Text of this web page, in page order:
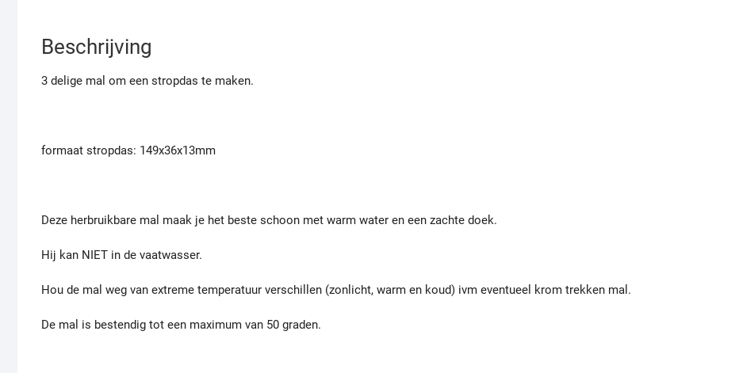
Beschrijving
3 delige mal om een stropdas te maken.
formaat stropdas: 149x36x13mm
Deze herbruikbare mal maak je het beste schoon met warm water en een zachte doek.
Hij kan NIET in de vaatwasser.
Hou de mal weg van extreme temperatuur verschillen (zonlicht, warm en koud) ivm eventueel krom trekken mal.
De mal is bestendig tot een maximum van 50 graden.